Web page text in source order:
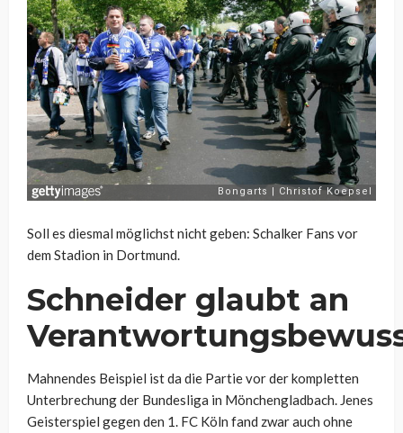
Soll es diesmal möglichst nicht geben: Schalker Fans vor
dem Stadion in Dortmund.
Schneider glaubt an
Mahnendes Beispiel ist da die Partie vor der kompletten
Unterbrechung der Bundesliga in Mönchengladbach. Jenes
Geisterspiel gegen den 1. FC Köln fand zwar auch ohne